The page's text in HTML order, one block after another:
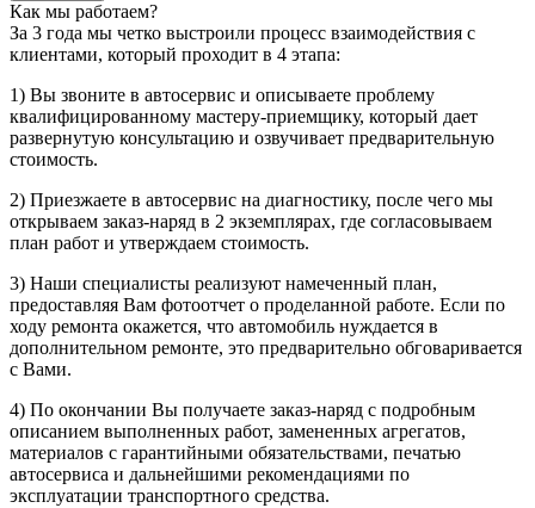
Как мы работаем?
За 3 года мы четко выстроили процесс взаимодействия с
клиентами, который проходит в 4 этапа:
1) Вы звоните в автосервис и описываете проблему
квалифицированному мастеру-приемщику, который дает
развернутую консультацию и озвучивает предварительную
стоимость.
2) Приезжаете в автосервис на диагностику, после чего мы
открываем заказ-наряд в 2 экземплярах, где согласовываем
план работ и утверждаем стоимость.
3) Наши специалисты реализуют намеченный план,
предоставляя Вам фотоотчет о проделанной работе. Если по
ходу ремонта окажется, что автомобиль нуждается в
дополнительном ремонте, это предварительно обговаривается
с Вами.
4) По окончании Вы получаете заказ-наряд с подробным
описанием выполненных работ, замененных агрегатов,
материалов с гарантийными обязательствами, печатью
автосервиса и дальнейшими рекомендациями по
эксплуатации транспортного средства.